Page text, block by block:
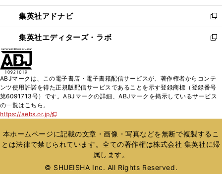
開
く
ウ
で
開
く
ン
ド
ウ
で
ウ
ィ
ン
ド
く
集英社アドナビ
新
し
い
ド
ウ
で
集英社エディターズ・ラボ
新
ィ
ン
ド
開
く
ABJマークは、この電子書店・電子書籍配信サービスが、著作権者からコンテ
ンツ使用許諾を得た正規版配信サービスであることを示す登録商標（登録番号
第6091713号）です。ABJマークの詳細、ABJマークを掲示しているサービス
の一覧はこちら。
https://aebs.or.jp/
新
い
ウ
ィ
ウ
本ホームページに記載の文章・画像・写真などを無断で複製するこ
とは法律で禁じられています。全ての著作権は株式会社 集英社に帰
属します。
© SHUEISHA Inc. All Rights Reserved.